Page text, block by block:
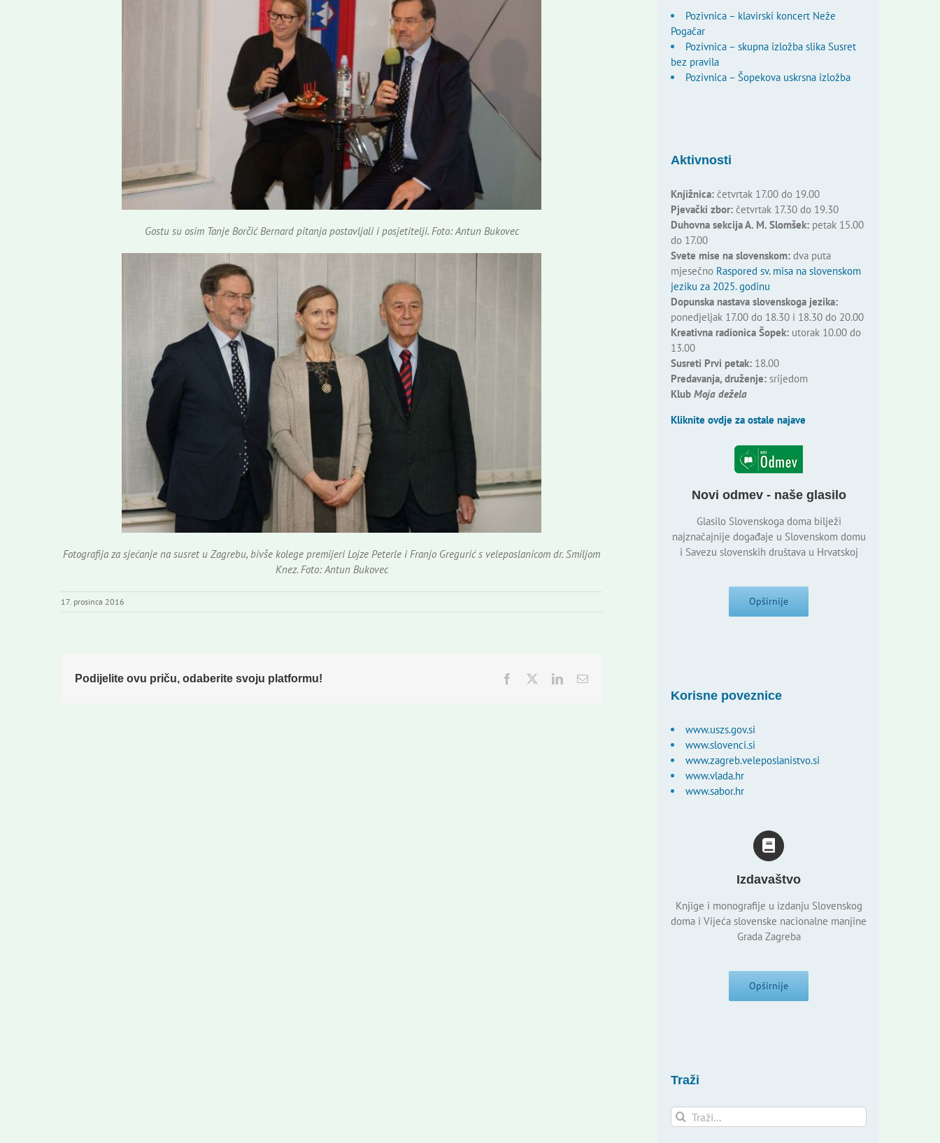
Gostu su osim Tanje Borčić Bernard pitanja postavljali i posjetitelji. Foto: Antun Bukovec
Fotografija za sjećanje na susret u Zagrebu, bivše kolege premijeri Lojze Peterle i Franjo Gregurić s veleposlanicom dr. Smiljom
Knez. Foto: Antun Bukovec
17. prosinca 2016
Podijelite ovu priču, odaberite svoju platformu! Facebook
TwitterLinkedInEmail:
Pozivnica – klavirski koncert Neže
Pogačar
Pozivnica – skupna izložba slika Susret
bez pravila
Pozivnica – Šopekova uskrsna izložba
Aktivnosti
Knjižnica:četvrtak 17.00 do 19.00
Pjevački zbor:četvrtak 17.30 do 19.30
Duhovna sekcija A. M. Slomšek:petak 15.00
do 17.00
Svete mise na slovenskom:dva puta
mjesečno Raspored sv. misa na slovenskom
jeziku za 2025. godinu
Dopunska nastava slovenskoga jezika:
ponedjeljak 17.00 do 18.30 i 18.30 do 20.00
Kreativna radionica Šopek:utorak 10.00 do
13.00
Susreti Prvi petak:18.00
Predavanja, druženje:srijedom
Klub Moja dežela
Kliknite ovdje za ostale najave
Novi odmev - naše glasilo
Glasilo Slovenskoga doma bilježi
najznačajnije događaje u Slovenskom domu
i Savezu slovenskih društava u Hrvatskoj
Opširnije
Korisne poveznice
www.uszs.gov.si
www.slovenci.si
www.zagreb.veleposlanistvo.si
www.vlada.hr
www.sabor.hr
Izdavaštvo
Knjige i monografije u izdanju Slovenskog
doma i Vijeća slovenske nacionalne manjine
Grada Zagreba
Opširnije
Traži
Traži...